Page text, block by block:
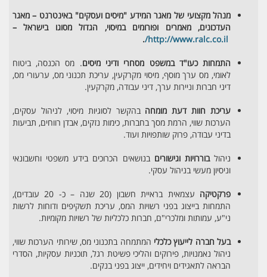
מנהל מקצועי של מאגר המידע "מיסים ועסקים" באינטרנט – מאגר
העדכונים, מאמרים ופורומים במיסוי, הגדול מסוגו בישראל –
http://www.ralc.co.il/
.
התמחות כעו"ד במשפט מסחרי ודיני מיסים. מס הכנסה, ביטוח
לאומי, מס ערך מוסף, מיסוי מקרקעין, עריכת תכנוני מס, ערעורי מס,
דיני חברות וניירות ערך, דיני עבודה, מקרקעין.
עריכת חוות דעת מומחה בהקשר לסוגיות מיסוי, לניהול עסקים,
הערכות שווי, הרמת מסך בחברות, כימות נזקים, אבדן רווחים, תביעות
בדיני עבודה, פרוק שותפויות ועוד.
ניהולבוררויות וגישורים בנושאים הכרוכים בידע משפטי וחשבונאי
וניסיון מעשי בניהול עסקי.
פרקטיקה
עצמאית בראיית חשבון (20 שנה – כ- 20 עובדים),
התמחות בייצוג בפני רשויות המס, עריכת תשקיפים ודוחות לרשות
ני"ע, עמותות ומלכרי"ם, חברות כלכליות של רשויות מקומיות.
בעל חברה לייעוץ כלכלי המתמחה בתכנוני מס, שירותי הערכות שווי,
ניהול נאמנויות, פירוקים והליכי פשיטת רגל, תוכניות עסקיות, הסדרי
הבראה לתאגידים ויחידים, ייצוג בפני בנקים.